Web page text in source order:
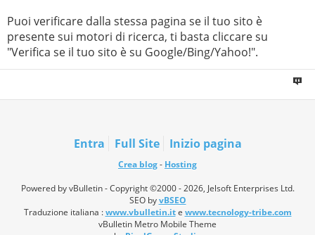
Puoi verificare dalla stessa pagina se il tuo sito è
presente sui motori di ricerca, ti basta cliccare su
"Verifica se il tuo sito è su Google/Bing/Yahoo!".
Entra Full Site Inizio pagina
Crea blog- Hosting
Powered by vBulletin - Copyright ©2000 - 2026, Jelsoft Enterprises Ltd.
SEO byvBSEO
Traduzione italiana :www.vbulletin.ite www.tecnology-tribe.com
vBulletin Metro Mobile Theme